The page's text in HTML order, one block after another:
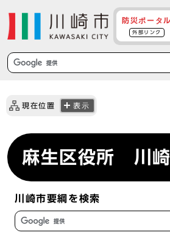
防災ポータル
外部リンク
現在位置 表示
麻生区役所 川崎
川崎市要綱を検索